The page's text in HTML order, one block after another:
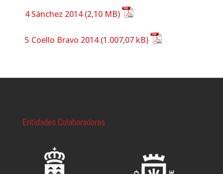
4 Sánchez 2014
5 Coello Bravo 2014
Entidades Colaboradoras